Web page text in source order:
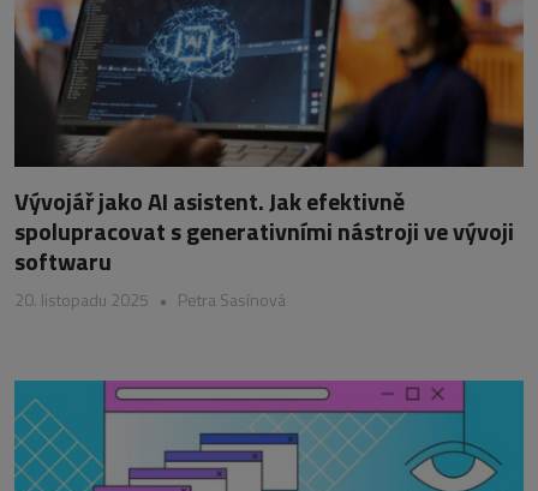
Vývojář jako AI asistent. Jak efektivně
spolupracovat s generativními nástroji ve vývoji
softwaru
20. listopadu 2025 • Petra Sasínová